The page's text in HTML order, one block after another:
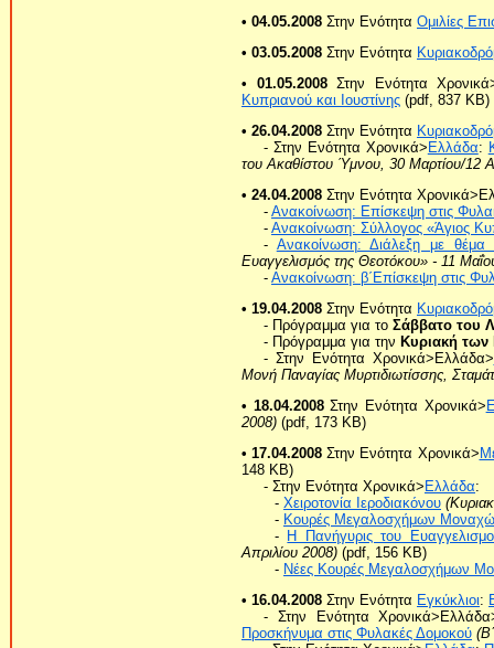
• 04.05.2008 Στην Ενότητα Ομιλίες
• 03.05.2008 Στην Ενότητα
• 01.05.2008Στην Ενότητα
Κυπριανού και Ιουστίνης (pdf, 837 KB)
• 26.04.2008 Στην Ενότητα
- Στην Ενότητα Χρονικά>Ελλάδα:
του Ακαθίστου Ύμνου, 30 Μαρτίου/12
• 24.04.2008 Στην Ενότητα
- Ανακοίνωση: Επίσκεψη στις
- Ανακοίνωση: Σύλλογος «Άγιος
- Ανακοίνωση: Διάλεξη με θέμα
Ευαγγελισμός της Θεοτόκου» - 11
- Ανακοίνωση: β΄Επίσκεψη στις
• 19.04.2008 Στην Ενότητα
- Πρόγραμμα για το Σάββατο του
- Πρόγραμμα για την Κυριακή των
- Στην Ενότητα Χρονικά>Ελλάδα>
Μονή Παναγίας Μυρτιδιωτίσσης,
• 18.04.2008Στην Ενότητα Χρονικά>
2008) (pdf, 173 KB)
• 17.04.2008 Στην Ενότητα Χρονικά>
148 KB)
- Στην Ενότητα Χρονικά>Ελλάδα:
- Χειροτονία Ιεροδιακόνου
- Κουρές Μεγαλοσχήμων
- Η Πανήγυρις του
Απριλίου 2008) (pdf, 156 KB)
- Νέες Κουρές Μεγαλοσχήμων
• 16.04.2008 Στην Ενότητα Εγκύκλιοι:
- Στην Ενότητα
Προσκήνυμα στις Φυλακές Δομοκού